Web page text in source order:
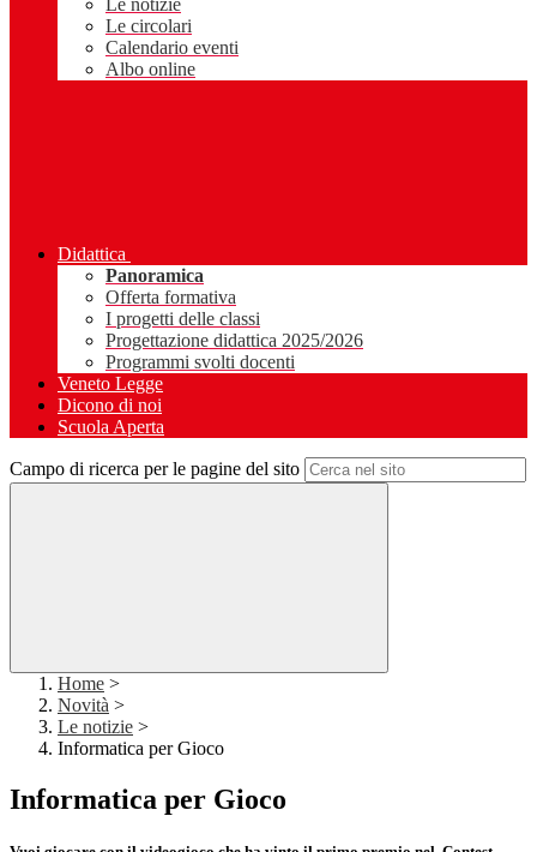
Le notizie
Le circolari
Calendario eventi
Albo online
Didattica
Panoramica
Offerta formativa
I progetti delle classi
Progettazione didattica 2025/2026
Programmi svolti docenti
Veneto Legge
Dicono di noi
Scuola Aperta
Campo di ricerca per le pagine del sito
Home >
Novità >
Le notizie >
Informatica per Gioco
Informatica per Gioco